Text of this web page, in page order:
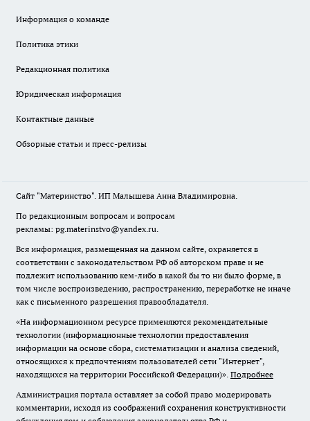
Информация о команде
Политика этики
Редакционная политика
Юридическая информация
Контактные данные
Обзорные статьи и пресс-релизы
Сайт "Материнство". ИП Малышева Анна Владимировна.
По редакционным вопросам и вопросам
рекламы: pg.materinstvo@yandex.ru.
Вся информация, размещенная на данном сайте, охраняется в
соответствии с законодательством РФ об авторском праве и не
подлежит использованию кем-либо в какой бы то ни было форме, в
том числе воспроизведению, распространению, переработке не иначе
как с письменного разрешения правообладателя.
«На информационном ресурсе применяются рекомендательные
технологии (информационные технологии предоставления
информации на основе сбора, систематизации и анализа сведений,
относящихся к предпочтениям пользователей сети "Интернет",
находящихся на территории Российской Федерации)». Подробнее
Администрация портала оставляет за собой право модерировать
комментарии, исходя из соображений сохранения конструктивности